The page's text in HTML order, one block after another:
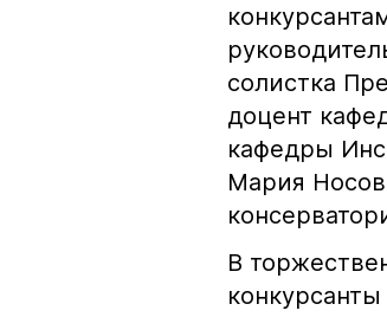
солистка
доцент
кафедры
Мария
В